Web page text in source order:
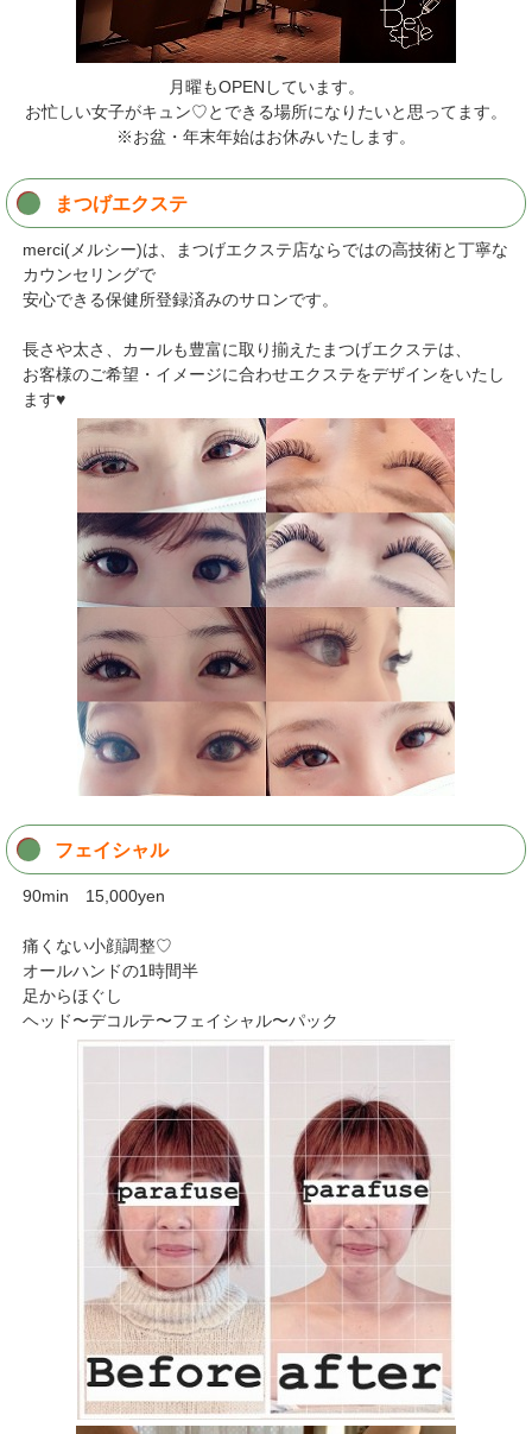
月曜もOPENしています。
お忙しい女子がキュン♡とできる場所になりたいと思ってます。
※お盆・年末年始はお休みいたします。
まつげエクステ
merci(メルシー)は、まつげエクステ店ならではの高技術と丁寧な
カウンセリングで
安心できる保健所登録済みのサロンです。
長さや太さ、カールも豊富に取り揃えたまつげエクステは、
お客様のご希望・イメージに合わせエクステをデザインをいたし
ます♥
フェイシャル
90min 15,000yen
痛くない小顔調整♡
オールハンドの1時間半
足からほぐし
ヘッド〜デコルテ〜フェイシャル〜パック